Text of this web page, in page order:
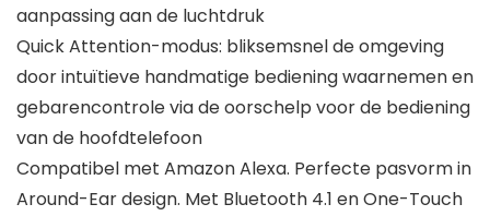
aanpassing aan de luchtdruk
Quick Attention-modus: bliksemsnel de omgeving
door intuïtieve handmatige bediening waarnemen en
gebarencontrole via de oorschelp voor de bediening
van de hoofdtelefoon
Compatibel met Amazon Alexa. Perfecte pasvorm in
Around-Ear design. Met Bluetooth 4.1 en One-Touch